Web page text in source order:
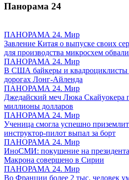
Панорама 24
ПАНОРАМА 24. Мир
Завление Китая о выпуске своих
для производства микросхем
ПАНОРАМА 24. Мир
В США байкеры и квадроциклисты
дорогах Лонг-Айленда
ПАНОРАМА 24. Мир
Джедайский меч Люка Скайуокера
миллионы долларов
ПАНОРАМА 24. Мир
Ученица смогла успешно
инструктор-пилот выпал за борт
ПАНОРАМА 24. Мир
ИноСМИ: покушение на
Макрона совершено в Сирии
ПАНОРАМА 24. Мир
Во Франции более 2 тыс. человек